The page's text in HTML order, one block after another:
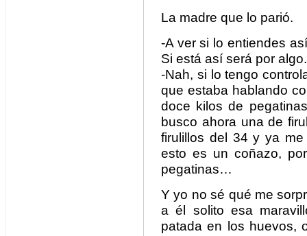
La madre que lo parió.
-A ver si lo entiendes
Si está así será por
-Nah, si lo tengo
que estaba hablando
doce kilos de
busco ahora una de
firulillos del 34 y ya
esto es un coñazo,
pegatinas…
Y yo no sé qué me
a él solito esa
patada en los huevos,